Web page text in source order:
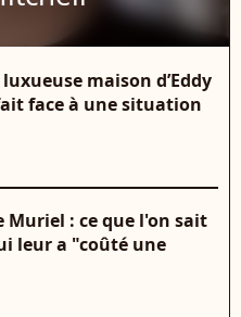
maison d’Eddy
face à une situation
Muriel : ce que l'on sait
leur a "coûté une